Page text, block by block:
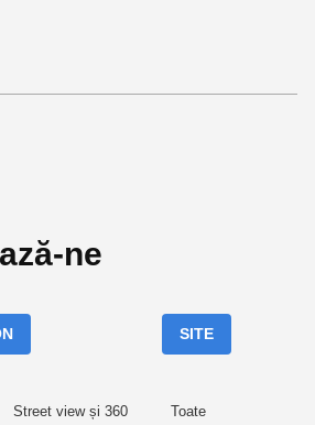
ne
SITE
Street view și 360 Toate